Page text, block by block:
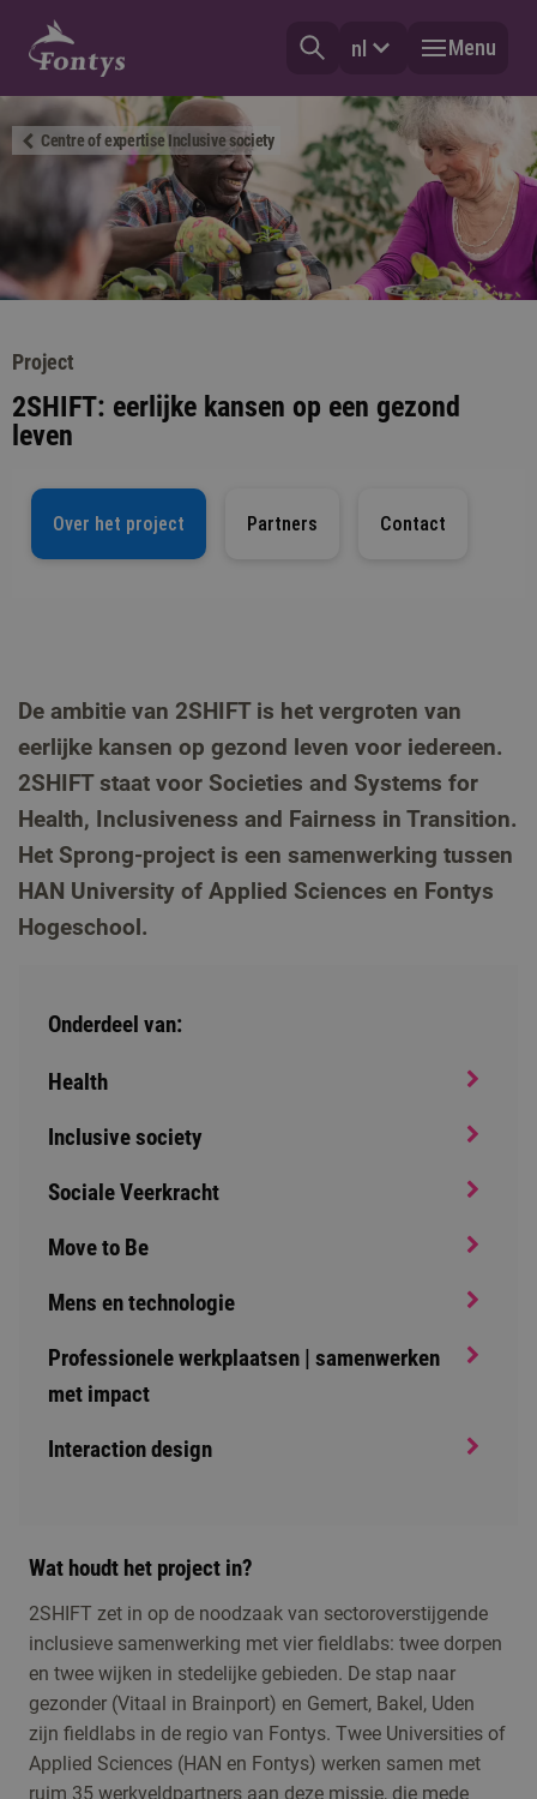
nl Menu
Centre of expertise Inclusive society
Project
2SHIFT: eerlijke kansen op een gezond
leven
Over het project Partners Contact
De ambitie van 2SHIFT is het vergroten van
eerlijke kansen op gezond leven voor iedereen.
2SHIFT staat voor Societies and Systems for
Health, Inclusiveness and Fairness in Transition.
Het Sprong-project is een samenwerking tussen
HAN University of Applied Sciences en Fontys
Hogeschool.
Onderdeel van:
Health
Inclusive society
Sociale Veerkracht
Move to Be
Mens en technologie
Professionele werkplaatsen | samenwerken
met impact
Interaction design
Wat houdt het project in?
2SHIFT zet in op de noodzaak van sectoroverstijgende
inclusieve samenwerking met vier fieldlabs: twee dorpen
en twee wijken in stedelijke gebieden. De stap naar
gezonder (Vitaal in Brainport) en Gemert, Bakel, Uden
zijn fieldlabs in de regio van Fontys. Twee Universities of
Applied Sciences (HAN en Fontys) werken samen met
ruim 35 werkveldpartners aan deze missie, die mede